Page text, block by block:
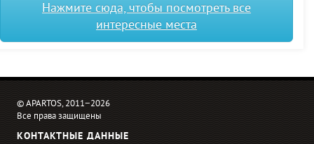
Нажмите сюда, чтобы посмотреть все
интересные места
© APARTOS, 2011−2026
Все права защищены
КОНТАКТНЫЕ ДАННЫЕ